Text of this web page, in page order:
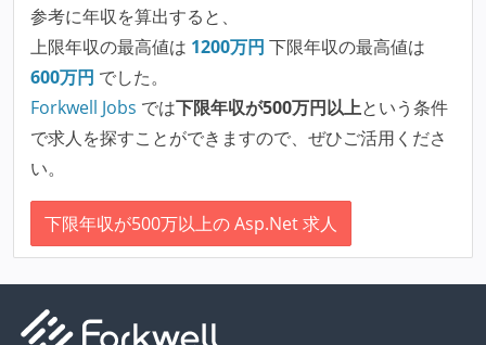
参考に年収を算出すると、
上限年収の最高値は 1200万円 下限年収の最高値は
600万円 でした。
Forkwell Jobs では下限年収が500万円以上という条件
で求人を探すことができますので、ぜひご活用くださ
い。
下限年収が500万以上の Asp.Net 求人